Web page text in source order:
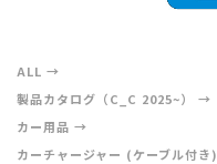
ALL
製品カタログ（C_C 2025~）
カー用品
カーチャージャー (ケーブル付き)